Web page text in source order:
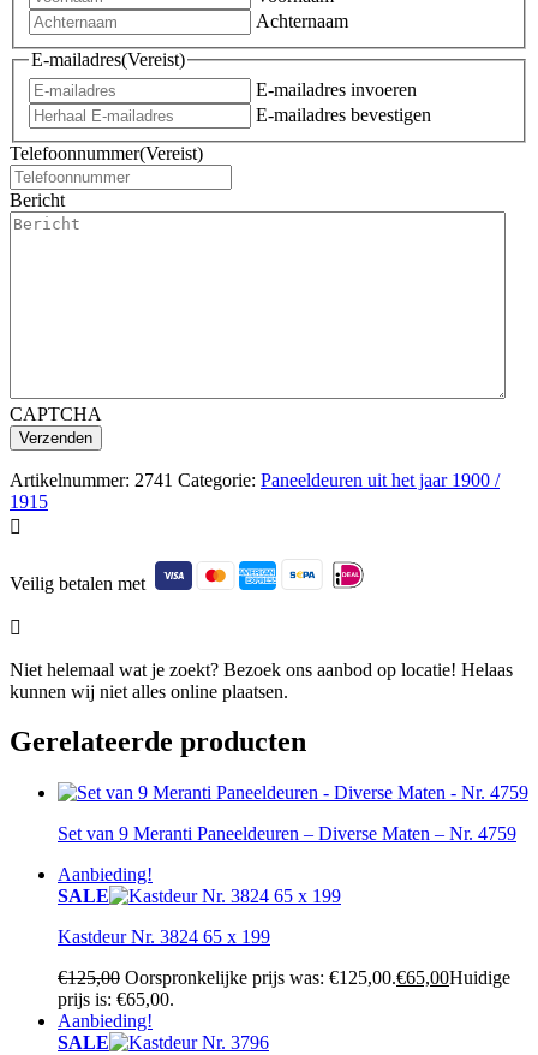
Achternaam
E-mailadres(Vereist)
E-mailadres invoeren
E-mailadres bevestigen
Telefoonnummer(Vereist)
Bericht
CAPTCHA
Artikelnummer: 2741 Categorie: Paneeldeuren uit het jaar 1900 /
1915

Veilig betalen met

Niet helemaal wat je zoekt? Bezoek ons aanbod op locatie! Helaas
kunnen wij niet alles online plaatsen.
Gerelateerde producten
Set van 9 Meranti Paneeldeuren – Diverse Maten – Nr. 4759
Aanbieding!
SALE
Kastdeur Nr. 3824 65 x 199
€125,00 Oorspronkelijke prijs was: €125,00.€65,00Huidige
prijs is: €65,00.
Aanbieding!
SALE